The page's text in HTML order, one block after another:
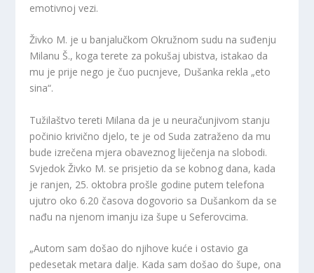
emotivnoj vezi.
Živko M. je u banjalučkom Okružnom sudu na suđenju
Milanu Š., koga terete za pokušaj ubistva, istakao da
mu je prije nego je čuo pucnjeve, Dušanka rekla „eto
sina“.
Tužilaštvo tereti Milana da je u neuračunjivom stanju
počinio krivično djelo, te je od Suda zatraženo da mu
bude izrečena mjera obaveznog liječenja na slobodi.
Svjedok Živko M. se prisjetio da se kobnog dana, kada
je ranjen, 25. oktobra prošle godine putem telefona
ujutro oko 6.20 časova dogovorio sa Dušankom da se
nađu na njenom imanju iza šupe u Seferovcima.
„Autom sam došao do njihove kuće i ostavio ga
pedesetak metara dalje. Kada sam došao do šupe, ona